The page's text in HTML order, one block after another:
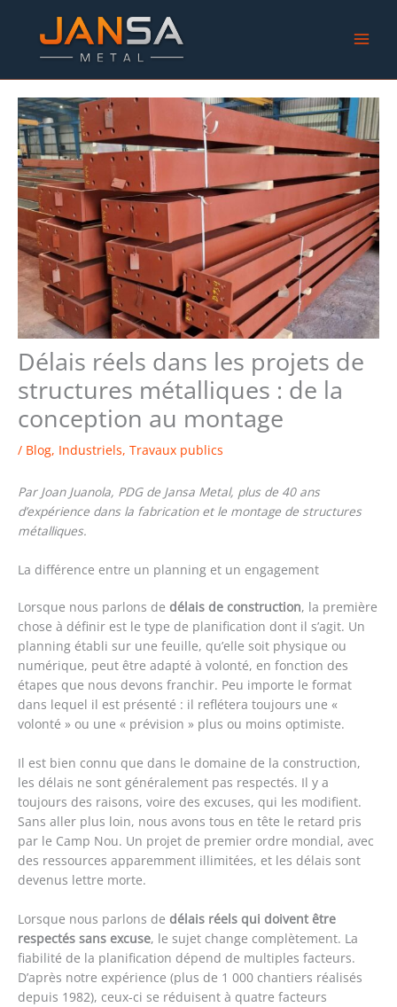
contenu
Délais réels dans les projets de
structures métalliques : de la
conception au montage
/ Blog, Industriels, Travaux publics
Par Joan Juanola, PDG de Jansa Metal, plus de 40 ans
d’expérience dans la fabrication et le montage de structures
métalliques.
La différence entre un planning et un engagement
Lorsque nous parlons de délais de construction, la première
chose à définir est le type de planification dont il s’agit. Un
planning établi sur une feuille, qu’elle soit physique ou
numérique, peut être adapté à volonté, en fonction des
étapes que nous devons franchir. Peu importe le format
dans lequel il est présenté : il reflétera toujours une «
volonté » ou une « prévision » plus ou moins optimiste.
Il est bien connu que dans le domaine de la construction,
les délais ne sont généralement pas respectés. Il y a
toujours des raisons, voire des excuses, qui les modifient.
Sans aller plus loin, nous avons tous en tête le retard pris
par le Camp Nou. Un projet de premier ordre mondial, avec
des ressources apparemment illimitées, et les délais sont
devenus lettre morte.
Lorsque nous parlons de délais réels qui doivent être
respectés sans excuse, le sujet change complètement. La
fiabilité de la planification dépend de multiples facteurs.
D’après notre expérience (plus de 1 000 chantiers réalisés
depuis 1982), ceux-ci se réduisent à quatre facteurs